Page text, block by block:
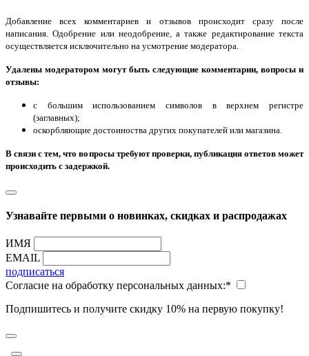
Добавление всех комментариев и отзывов происходит сразу после
написания. Одобрение или неодобрение, а также редактирование текста
осуществляется исключительно на усмотрение модератора.
Удалены модератором могут быть следующие комментарии, вопросы и
отзывы:
с большим использованием символов в верхнем регистре
(заглавных);
оскорбляющие достоиноства других покупателей или магазина.
В связи с тем, что вопросы требуют проверки, публикация ответов может
происходить с задержкой.
Узнавайте первыми о новинках, скидках и распродажах
ИМЯ
EMAIL
подписаться
Согласие на обработку персональных данных:*
Подпишитесь и получите скидку 10% на первую покупку!